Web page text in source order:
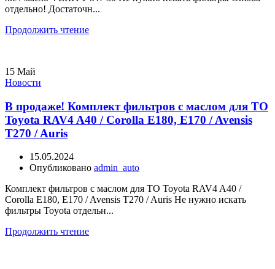
отдельно! Достаточн...
Продолжить чтение
15 Май
Новости
В продаже! Комплект фильтров с маслом для ТО
Toyota RAV4 A40 / Corolla E180, E170 / Avensis
T270 / Auris
15.05.2024
Опубликовано admin_auto
Комплект фильтров с маслом для ТО Toyota RAV4 A40 /
Corolla E180, E170 / Avensis T270 / Auris Не нужно искать
фильтры Toyota отдельн...
Продолжить чтение